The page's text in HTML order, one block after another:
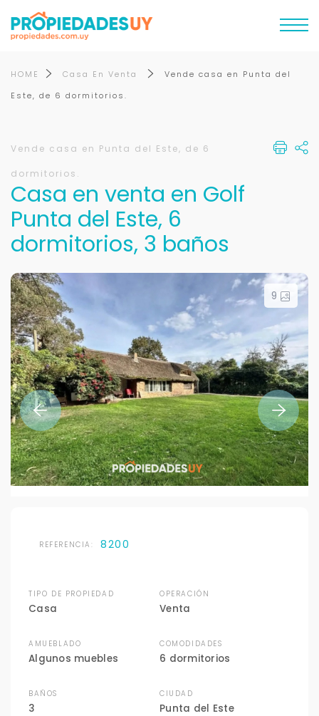
HOME Casa En Venta
Vende casa en Punta del
Este, de 6 dormitorios.
Vende casa en Punta del Este, de 6
dormitorios.
Casa en venta en Golf
Punta del Este, 6
dormitorios, 3 baños
9
REFERENCIA: 8200
TIPO DE PROPIEDAD
Casa
OPERACIÓN
Venta
AMUEBLADO
Algunos muebles
COMODIDADES
6 dormitorios
BAÑOS
3
CIUDAD
Punta del Este